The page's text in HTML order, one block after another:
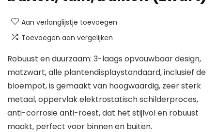
Aan verlanglijstje toevoegen
Toevoegen aan vergelijken
Robuust en duurzaam: 3-laags opvouwbaar design,
matzwart, alle plantendisplaystandaard, inclusief de
bloempot, is gemaakt van hoogwaardig, zeer sterk
metaal, oppervlak elektrostatisch schilderproces,
anti-corrosie anti-roest, dat het stijlvol en robuust
maakt, perfect voor binnen en buiten.